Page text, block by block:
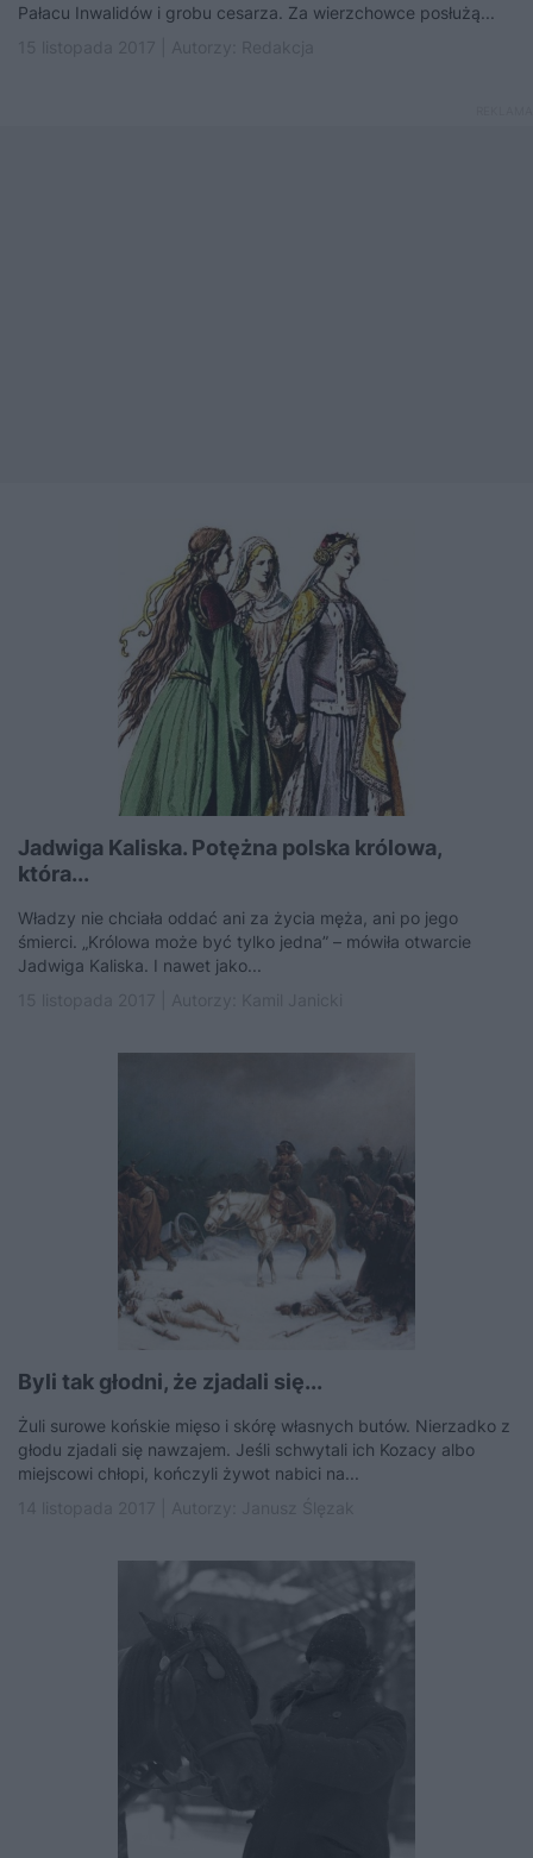
Pałacu Inwalidów i grobu cesarza. Za wierzchowce posłużą...
Jadwiga Kaliska. Potężna polska królowa,
która...
Władzy nie chciała oddać ani za życia męża, ani po jego
śmierci. „Królowa może być tylko jedna” – mówiła otwarcie
Jadwiga Kaliska. I nawet jako...
Byli tak głodni, że zjadali się...
Żuli surowe końskie mięso i skórę własnych butów. Nierzadko z
głodu zjadali się nawzajem. Jeśli schwytali ich Kozacy albo
miejscowi chłopi, kończyli żywot nabici na...